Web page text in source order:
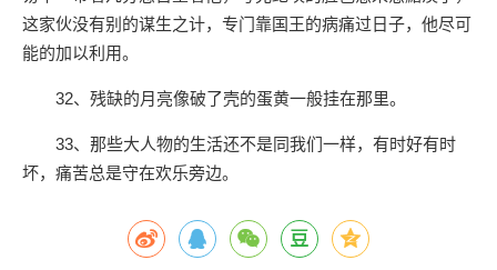
这家伙没有别的谋生之计，专门靠国王的病痛过日子，他尽可
能的加以利用。
32、残缺的月亮像破了壳的蛋黄一般挂在那里。
33、那些大人物的生活还不是同我们一样，有时好有时
坏，痛苦总是守在欢乐旁边。